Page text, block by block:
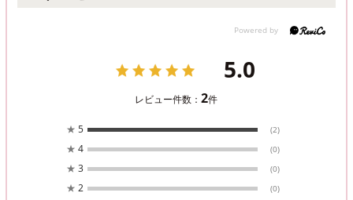
5.0
レビュー件数：2件
★ 5 (2)
★ 4 (0)
★ 3 (0)
★ 2 (0)